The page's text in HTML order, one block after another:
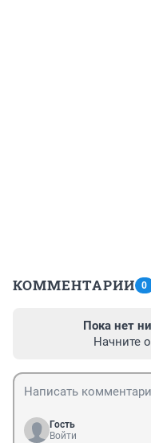
КОММЕНТАРИИ 0
Пока нет
Начните
Гость
Войти